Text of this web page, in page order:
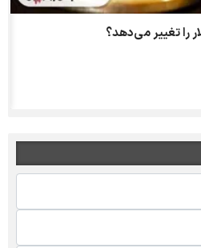
را تغییر می‌دهد؟